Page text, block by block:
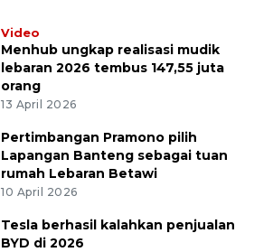
Video
Menhub ungkap realisasi mudik
lebaran 2026 tembus 147,55 juta
orang
13 April 2026
Pertimbangan Pramono pilih
Lapangan Banteng sebagai tuan
rumah Lebaran Betawi
10 April 2026
Tesla berhasil kalahkan penjualan
BYD di 2026